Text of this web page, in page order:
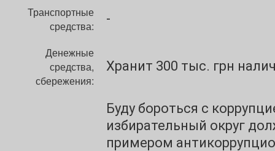
Транспортные
средства:
-
Денежные
средства,
сбережения:
Хранит 300 тыс. грн
Буду бороться с
избирательный округ
примером